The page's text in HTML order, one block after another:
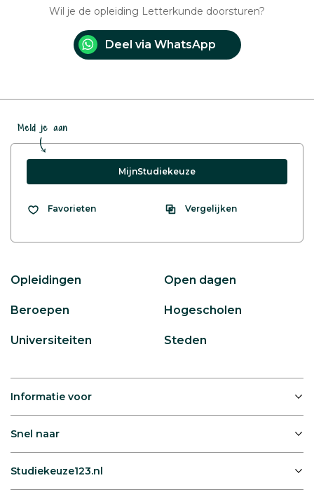
Wil je de opleiding Letterkunde doorsturen?
Deel via WhatsApp
Meld je aan
MijnStudiekeuze
Favorieten Vergelijken
Opleidingen Open dagen
Beroepen Hogescholen
Universiteiten Steden
Informatie voor
Snel naar
Studiekeuze123.nl